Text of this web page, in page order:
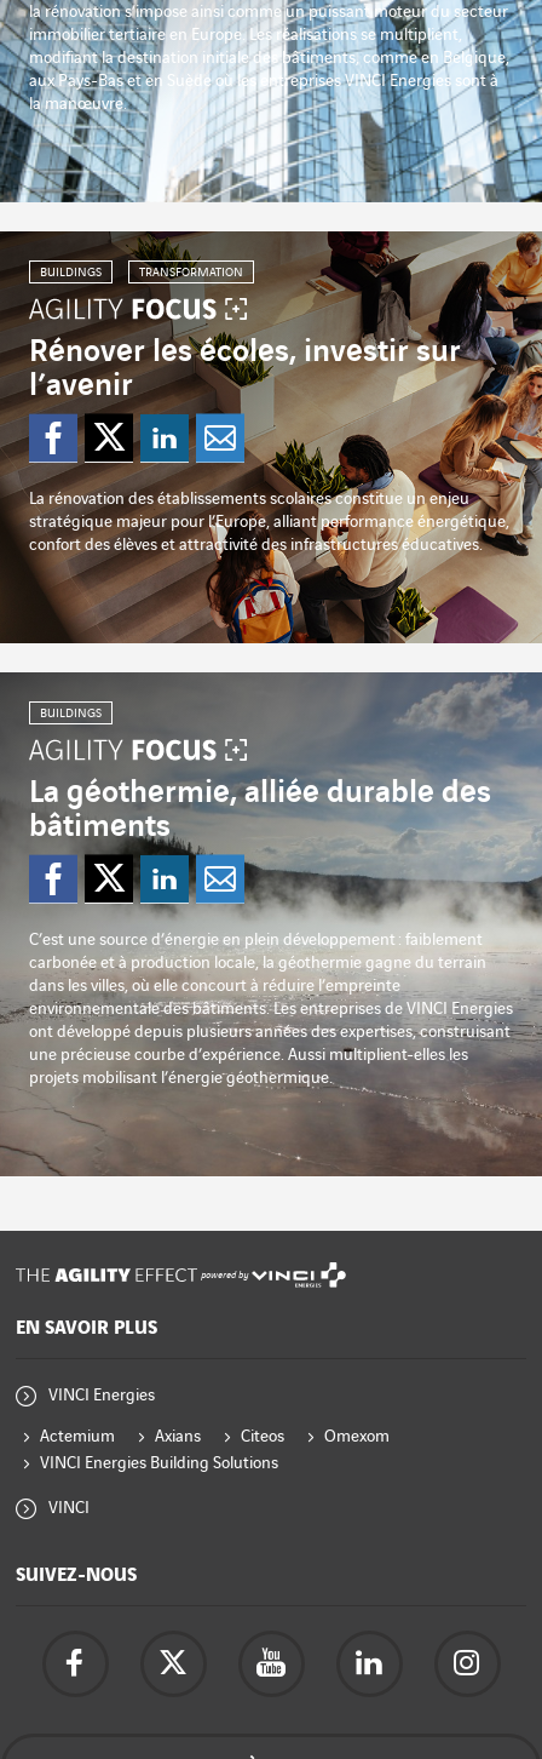
la rénovation s’impose ainsi comme un puissant moteur du secteur
immobilier tertiaire en Europe. Les réalisations se multiplient,
modifiant la destination initiale des bâtiments, comme en Belgique,
aux Pays-Bas et en Suède où les entreprises VINCI Energies sont à
la manœuvre.
BUILDINGS TRANSFORMATION
Rénover les écoles, investir sur
l’avenir
Partager sur Facebook
Partager sur Twitter
Partager sur
Partager par
La rénovation des établissements scolaires constitue un enjeu
stratégique majeur pour l’Europe, alliant performance énergétique,
confort des élèves et attractivité des infrastructures éducatives.
BUILDINGS
La géothermie, alliée durable des
bâtiments
Partager sur Facebook
Partager sur Twitter
Partager sur
Partager par
C’est une source d’énergie en plein développement : faiblement
carbonée et à production locale, la géothermie gagne du terrain
dans les villes, où elle concourt à réduire l’empreinte
environnementale des bâtiments. Les entreprises de VINCI Energies
ont développé depuis plusieurs années des expertises, construisant
une précieuse courbe d’expérience. Aussi multiplient-elles les
projets mobilisant l’énergie géothermique.
powered by
EN SAVOIR PLUS
VINCI Energies
Actemium Axians Citeos
Omexom
VINCI Energies Building Solutions
VINCI
SUIVEZ-NOUS